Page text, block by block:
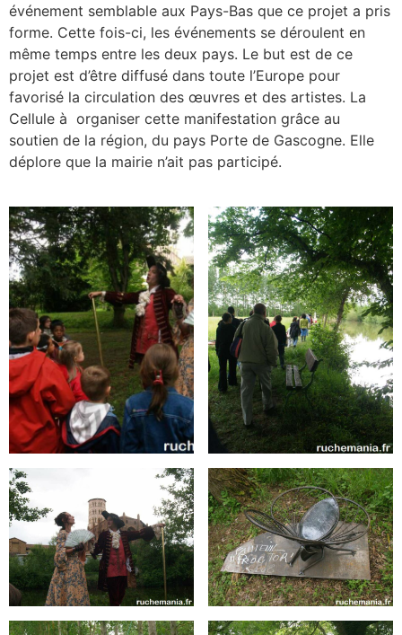
événement semblable aux Pays-Bas que ce projet a pris
forme. Cette fois-ci, les événements se déroulent en
même temps entre les deux pays. Le but est de ce
projet est d’être diffusé dans toute l’Europe pour
favorisé la circulation des œuvres et des artistes. La
Cellule à organiser cette manifestation grâce au
soutien de la région, du pays Porte de Gascogne. Elle
déplore que la mairie n’ait pas participé.